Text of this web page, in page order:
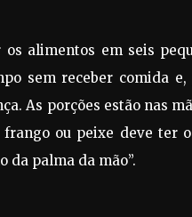
alimentos em seis
sem receber comida
As porções estão nas
ou peixe deve ter
da palma da mão”.